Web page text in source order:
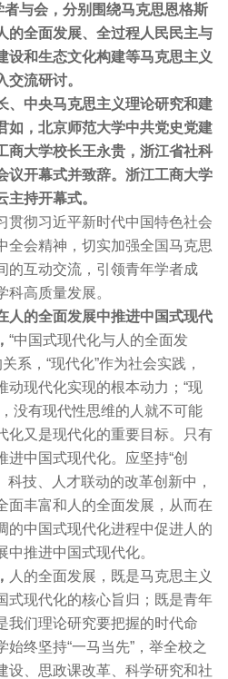
与会，分别围绕马克思恩格斯
的全面发展、全过程人民民主与
设和生态文化构建等马克思主义
流研讨。
、中央马克思主义理论研究和建
如，北京师范大学中共党史党建
商大学校长王永贵，浙江省社科
议开幕式并致辞。浙江工商大学
持开幕式。
贯彻习近平新时代中国特色社会
全会精神，切实加强全国马克思
的互动交流，引领青年学者成
高质量发展。
人的全面发展中推进中国式现代
“中国式现代化与人的全面发
关系，“现代化”作为社会实践，
动现代化实现的根本动力；“现
没有现代性思维的人就不可能
化又是现代化的重要目标。只有
中国式现代化。应坚持“创
科技、人才联动的改革创新中，
面丰富和人的全面发展，从而在
的中国式现代化进程中促进人的
推进中国式现代化。
人的全面发展，既是马克思主义
式现代化的核心旨归；既是青年
我们理论研究要把握的时代命
终坚持“一马当先”，举全校之
设、思政课改革、科学研究和社